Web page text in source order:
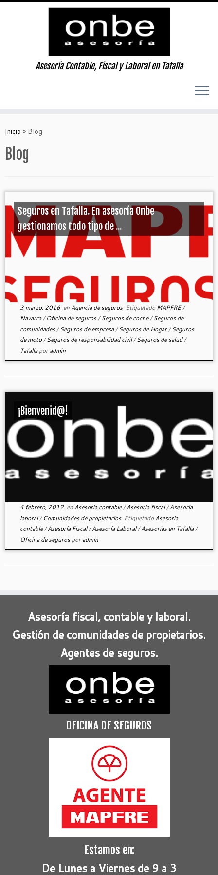
to
Asesoría Contable, Fiscal y Laboral en Tafalla
Inicio » Blog
Blog
Seguros en Tafalla. En asesoría Onbe
gestionamos todo tipo de ...
3 marzo, 2016en Agencia de seguros Etiquetado MAPFRE/
Navarra/Oficina de seguros/Seguros de coche/Seguros de
comunidades/Seguros de empresa/Seguros de Hogar/Seguros
de moto/Seguros de responsabilidad civil/Seguros de salud/
Tafallaporadmin
¡Bienvenid@!
4 febrero, 2012en Asesoría contable/Asesoría fiscal/Asesoría
laboral/Comunidades de propietaríos Etiquetado Asesoría
contable/Asesoría Fiscal/Asesoría Laboral/Asesorías en Tafalla/
Oficina de segurosporadmin
Asesoría fiscal, contable y laboral.
Gestión de comunidades de propietarios.
Agentes de seguros.
OFICINA DE SEGUROS
Estamos en:
De Lunes a Viernes de 9 a 3